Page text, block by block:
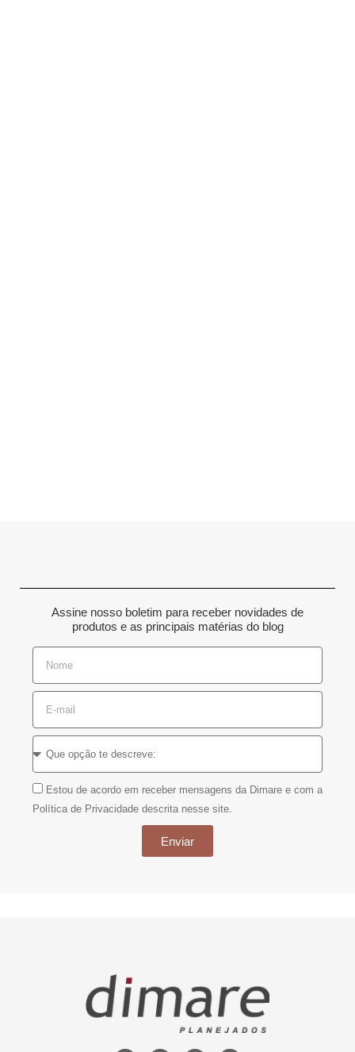
Assine nosso boletim para receber novidades de
produtos e as principais matérias do blog
Estou de acordo em receber mensagens da Dimare e com a
Política de Privacidade descrita nesse site.
Enviar